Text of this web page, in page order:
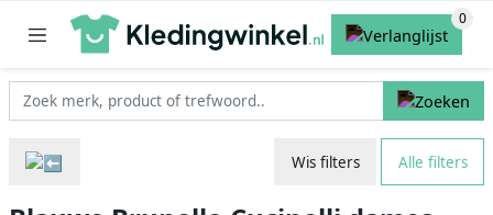
Wis filters Alle filters